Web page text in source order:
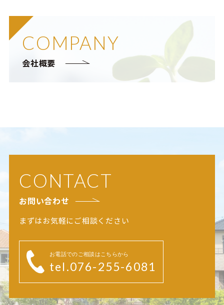
COMPANY
会社概要
CONTACT
お問い合わせ
まずはお気軽にご相談ください
お電話でのご相談はこちらから
tel.076-255-6081